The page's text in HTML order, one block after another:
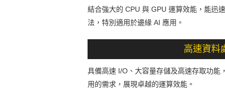
結合強大的 CPU 與 GPU 運算效能，能迅
法，特別適用於邊緣 AI 應用。
高速資料
具備高速 I/O、大容量存儲及高速存取功能
用的需求，展現卓越的運算效能。